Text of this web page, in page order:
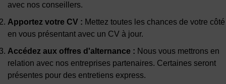
avec nos conseillers.
Apportez votre CV : Mettez toutes les chances de votre côté
en vous présentant avec un CV à jour.
Accédez aux offres d'alternance : Nous vous mettrons en
relation avec nos entreprises partenaires. Certaines seront
présentes pour des entretiens express.